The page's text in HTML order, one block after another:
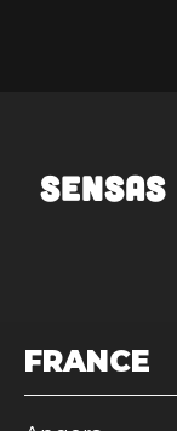
SENSAS
FRANCE